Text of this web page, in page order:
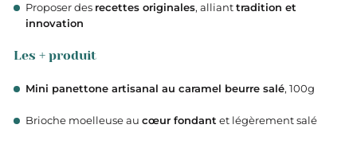
Proposer des recettes originales, allianttradition et
innovation
Les + produit
Mini panettone artisanal au caramel beurre salé, 100g
Brioche moelleuse au cœur fondant et légèrement salé